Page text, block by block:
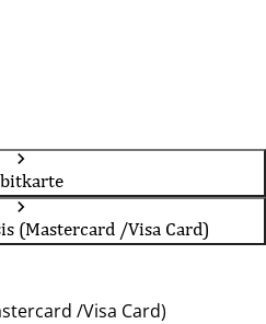
(Mastercard /Visa Card)
/Visa Card)